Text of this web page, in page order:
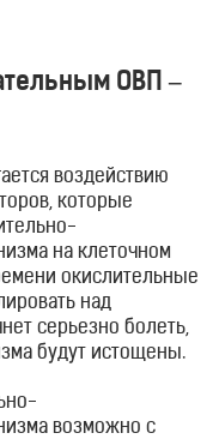
ОВП –
воздействию
которые
на клеточном
окислительные
над
серьезно болеть,
будут истощены.
возможно с